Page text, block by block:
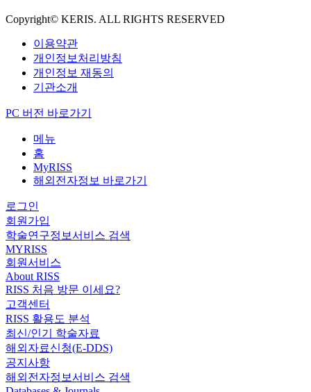
Copyright© KERIS. ALL RIGHTS RESERVED
이용약관
개인정보처리방침
개인정보 재동의
기관소개
PC 버전 바로가기
메뉴
홈
MyRISS
해외전자정보 바로가기
로그인
회원가입
학술연구정보서비스 검색
MYRISS
회원서비스
About RISS
RISS 처음 방문 이세요?
고객센터
RISS 활용도 분석
최신/인기 학술자료
해외자료신청(E-DDS)
공지사항
해외전자정보서비스 검색